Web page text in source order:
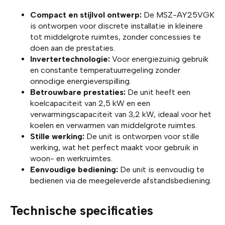
Compact en stijlvol ontwerp: De MSZ-AY25VGK
is ontworpen voor discrete installatie in kleinere
tot middelgrote ruimtes, zonder concessies te
doen aan de prestaties.
Invertertechnologie: Voor energiezuinig gebruik
en constante temperatuurregeling zonder
onnodige energieverspilling.
Betrouwbare prestaties: De unit heeft een
koelcapaciteit van 2,5 kW en een
verwarmingscapaciteit van 3,2 kW, ideaal voor het
koelen en verwarmen van middelgrote ruimtes.
Stille werking: De unit is ontworpen voor stille
werking, wat het perfect maakt voor gebruik in
woon- en werkruimtes.
Eenvoudige bediening: De unit is eenvoudig te
bedienen via de meegeleverde afstandsbediening.
Technische specificaties